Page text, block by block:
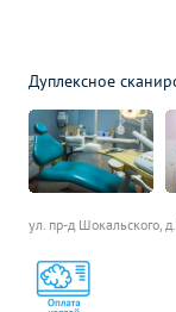
ул. пр-д Шокальского,
Дуплексное